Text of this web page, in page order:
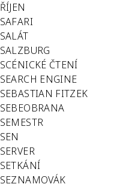
ŘÍJEN
SAFARI
SALÁT
SALZBURG
SCÉNICKÉ ČTENÍ
SEARCH ENGINE
SEBASTIAN FITZEK
SEBEOBRANA
SEMESTR
SEN
SERVER
SETKÁNÍ
SEZNAMOVÁK